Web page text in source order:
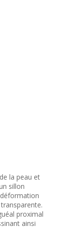
la peau et
sillon
proximal
ainsi